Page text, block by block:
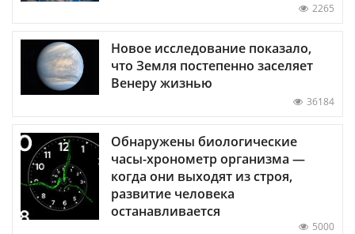
2265
Новое исследование показало,
что Земля постепенно заселяет
Венеру жизнью
36184
Обнаружены биологические
часы-хронометр организма —
когда они выходят из строя,
развитие человека
останавливается
5000